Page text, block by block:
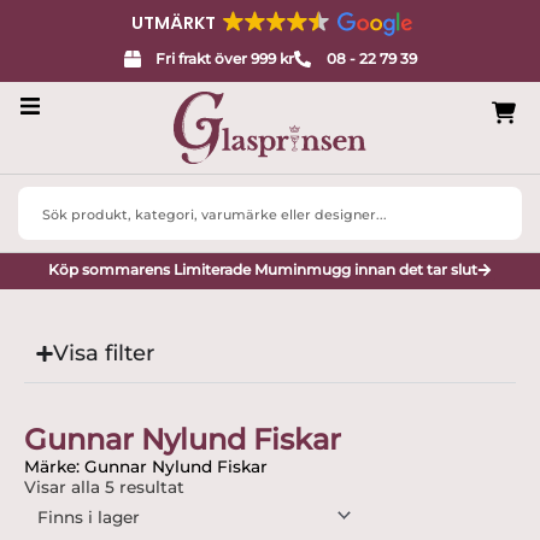
UTMÄRKT
Fri frakt över 999 kr 08 - 22 79 39
Design
Porslin
Designers
Presenttips
Search
Köp sommarens Limiterade Muminmugg innan det tar slut
Visa filter
Gunnar Nylund Fiskar
Märke: Gunnar Nylund Fiskar
Visar alla 5 resultat